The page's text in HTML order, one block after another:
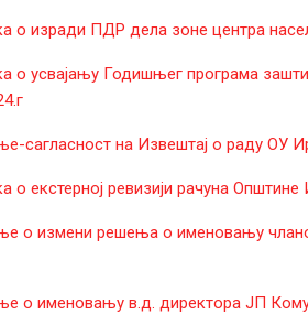
о изради ПДР дела зоне центра
о усвајању Годишњег програма
сагласност на Извештај о раду ОУ
о екстерној ревизији рачуна Општине
о измени решења о именовању
о именовању в.д. директора ЈП